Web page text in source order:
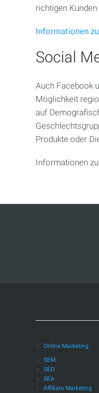
Heiligenhaus
Haan
Ratingen
Hilden
Langenfeld
Monheim
Wülfrath
Paderborn
Remscheid
richtigen
Informationen
Social
Auch Facebook
Möglichkeit
auf
Produkte oder
Informationen
Online Marketing
SEM
SEO
SEA
Affiliate Marketing